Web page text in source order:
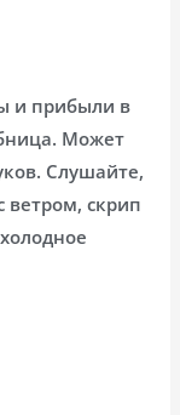
и прибыли в
Может
Слушайте,
ветром, скрип